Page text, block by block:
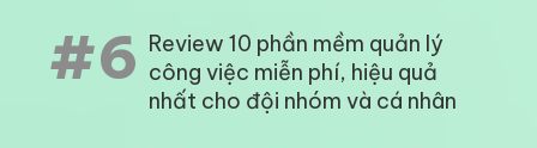
#6 Review 10 phần mềm quản lý
công việc miễn phí, hiệu quả
nhất cho đội nhóm và cá nhân